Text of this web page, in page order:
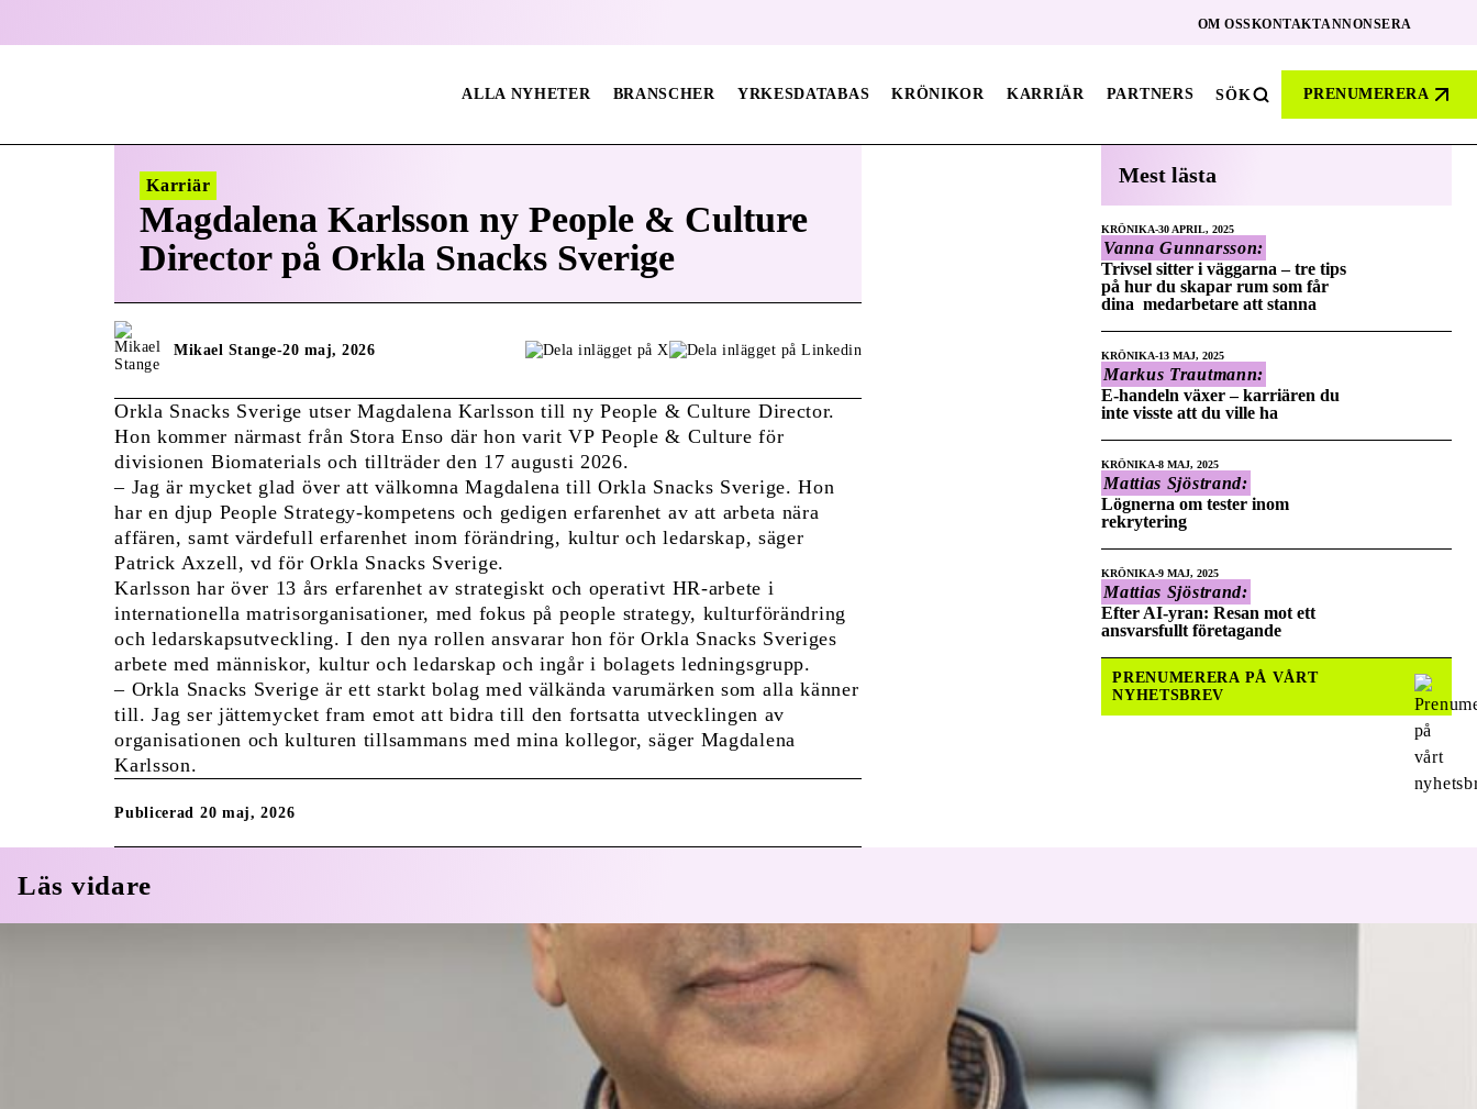
OM OSSKONTAKTANNONSERA
ALLA NYHETER BRANSCHER YRKESDATABAS KRÖNIKOR KARRIÄR PARTNERS SÖK PRENUMERERA
Karriär
Magdalena Karlsson ny People & Culture
Director på Orkla Snacks Sverige
Mikael Stange-20 maj, 2026
Orkla Snacks Sverige utser Magdalena Karlsson till ny People & Culture Director.
Hon kommer närmast från Stora Enso där hon varit VP People & Culture för
divisionen Biomaterials och tillträder den 17 augusti 2026.
– Jag är mycket glad över att välkomna Magdalena till Orkla Snacks Sverige. Hon
har en djup People Strategy-kompetens och gedigen erfarenhet av att arbeta nära
affären, samt värdefull erfarenhet inom förändring, kultur och ledarskap, säger
Patrick Axzell, vd för Orkla Snacks Sverige.
Karlsson har över 13 års erfarenhet av strategiskt och operativt HR-arbete i
internationella matrisorganisationer, med fokus på people strategy, kulturförändring
och ledarskapsutveckling. I den nya rollen ansvarar hon för Orkla Snacks Sveriges
arbete med människor, kultur och ledarskap och ingår i bolagets ledningsgrupp.
– Orkla Snacks Sverige är ett starkt bolag med välkända varumärken som alla känner
till. Jag ser jättemycket fram emot att bidra till den fortsatta utvecklingen av
organisationen och kulturen tillsammans med mina kollegor, säger Magdalena
Karlsson.
Publicerad 20 maj, 2026
Mest lästa
KRÖNIKA 30 APRIL, 2025
Vanna Gunnarsson:
Trivsel sitter i väggarna – tre tips
på hur du skapar rum som får
dina medarbetare att stanna
KRÖNIKA 13 MAJ, 2025
Markus Trautmann:
E-handeln växer – karriären du
inte visste att du ville ha
KRÖNIKA 8 MAJ, 2025
Mattias Sjöstrand:
Lögnerna om tester inom
rekrytering
KRÖNIKA 9 MAJ, 2025
Mattias Sjöstrand:
Efter AI-yran: Resan mot ett
ansvarsfullt företagande
PRENUMERERA PÅ VÅRT
NYHETSBREV
Läs vidare